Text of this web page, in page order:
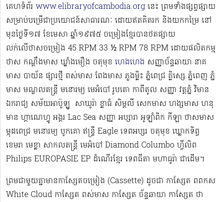
គេហទំព័រ www.elibraryofcambodia.org នេះ ព្រមទាំងផ្សព្វផ្សាយ
សម្រាប់បម្រើជាប្រយោជន៍សាធារណៈ ដោយឥតគិតរក និងយកកម្រៃ នៅ
មុនថ្ងៃទី១៧ ខែមេសា ឆ្នាំ១៩៧៥ ចម្រៀងខ្មែរបានថតផ្សាយ
លក់លើថាសចម្រៀង 45 RPM 33 ½ RPM 78 RPM​ ដោយផលិតកម្ម
ថាស កណ្ដឹងមាស ឃ្លាំងមឿង ចតុមុខ ហេងហេង សញ្ញាច័ន្ទឆាយា នាគ
មាស បាយ័ន ផ្សារថ្មី ពស់មាស ពែងមាស ភួងម្លិះ ភ្នំពេជ្រ គ្លិស្សេ ភ្នំពេញ ភ្នំ
មាស មណ្ឌលតន្រ្តី មនោរម្យ មេអំបៅ រូបតោ កាពីតូល សញ្ញា វត្តភ្នំ វិមាន
ឯករាជ្យ សម័យអាប៉ូឡូ ​​​ សាឃូរ៉ា ខ្លាធំ សិម្ពលី សេកមាស ហង្សមាស ហនុ
មាន ហ្គាណេហ្វូ​ អង្គរ Lac Sea សញ្ញា អប្សារា អូឡាំពិក កីឡា ថាសមាស
ម្កុដពេជ្រ មនោរម្យ បូកគោ ឥន្ទ្រី Eagle ទេពអប្សរ ចតុមុខ ឃ្លោកទិព្វ
ខេមរា មេខ្លា សាកលតន្ត្រី មេអំបៅ Diamond Columbo ហ្វីលិព
Philips EUROPASIE EP ដំណើរខ្មែរ​ ទេពធីតា មហាធូរ៉ា ជាដើម​។
ព្រមជាមួយគ្នាមានកាសែ្សតចម្រៀង (Cassette) ដូចជា កាស្សែត ពពកស
White Cloud កាស្សែត ពស់មាស កាស្សែត ច័ន្ទឆាយា កាស្សែត ថា